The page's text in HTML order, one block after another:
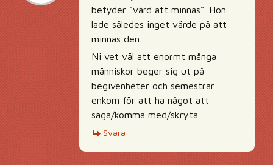
betyder ”värd att minnas”. Hon
lade således inget värde på att
minnas den.
Ni vet väl att enormt många
människor beger sig ut på
begivenheter och semestrar
enkom för att ha något att
säga/komma med/skryta.
Svara